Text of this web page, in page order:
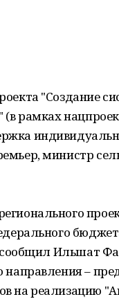
"Создание
(в рамках
министр
Ильшат
–
на реализацию